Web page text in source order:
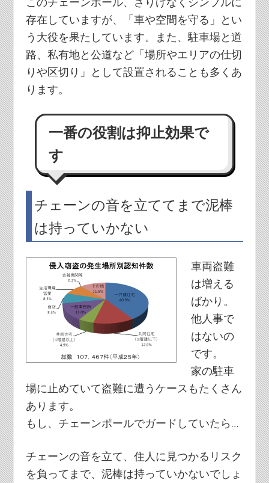
存在していますが、「車や空間を守る」とい
う大役を果たしています。また、駐車場と道
路、私有地と公道など「場所やエリアの仕切
りや区切り」として設置されることも多くあ
ります。
一番の役割は抑止効果で
す
チェーンの音を立ててまで泥棒
は持っていかない
車両盗難
は増える
ばかり。
他人事で
はないの
です。
家の駐車
場に止めていて盗難に遭うケースもたくさん
あります。
もし、チェーンポールでガードしていたら…
チェーンの音を立て、住人に見つかるリスク
を負ってまで、泥棒は持っていかないでしょ